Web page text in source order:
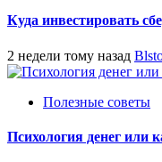
Куда инвестировать
2 недели тому назад
Полезные советы
Психология денег или